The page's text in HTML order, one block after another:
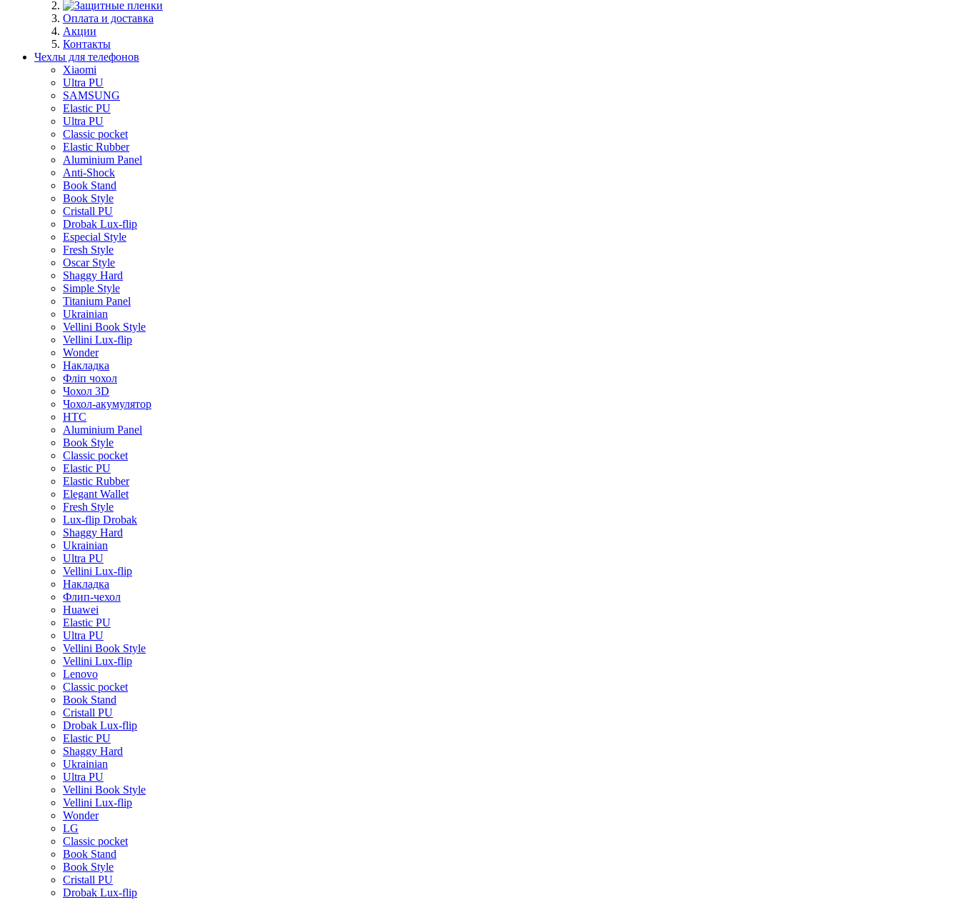
Оплата и доставка
Акции
Контакты
Чехлы для телефонов
Xiaomi
Ultra PU
SAMSUNG
Elastic PU
Ultra PU
Classic pocket
Elastic Rubber
Aluminium Panel
Anti-Shock
Book Stand
Book Style
Cristall PU
Drobak Lux-flip
Especial Style
Fresh Style
Oscar Style
Shaggy Hard
Simple Style
Titanium Panel
Ukrainian
Vellini Book Style
Vellini Lux-flip
Wonder
Накладка
Фліп чохол
Чохол 3D
Чохол-акумулятор
HTC
Aluminium Panel
Book Style
Classic pocket
Elastic PU
Elastic Rubber
Elegant Wallet
Fresh Style
Lux-flip Drobak
Shaggy Hard
Ukrainian
Ultra PU
Vellini Lux-flip
Накладка
Флип-чехол
Huawei
Elastic PU
Ultra PU
Vellini Book Style
Vellini Lux-flip
Lenovo
Classic pocket
Book Stand
Cristall PU
Drobak Lux-flip
Elastic PU
Shaggy Hard
Ukrainian
Ultra PU
Vellini Book Style
Vellini Lux-flip
Wonder
LG
Classic pocket
Book Stand
Book Style
Cristall PU
Drobak Lux-flip